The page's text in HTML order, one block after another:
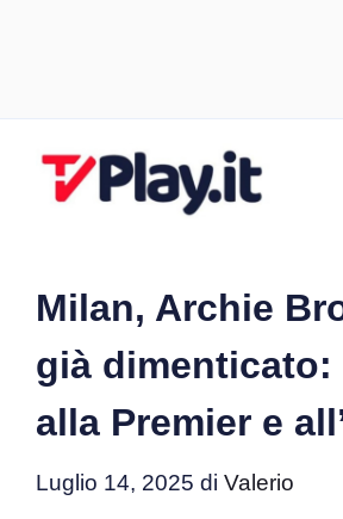
Milan, Archie
già dimenticato:
alla Premier e
Luglio 14, 2025 di Valerio